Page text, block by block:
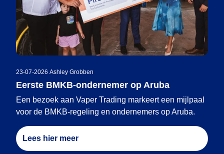
23-07-2026 Ashley Grobben
Eerste BMKB-ondernemer op Aruba
Een bezoek aan Vaper Trading markeert een mijlpaal
voor de BMKB-regeling en ondernemers op Aruba.
Lees hier meer